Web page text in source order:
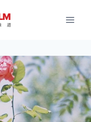
道